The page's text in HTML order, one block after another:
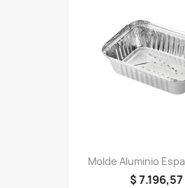
Molde Aluminio
$ 7.196,57